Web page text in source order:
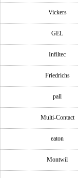
Vickers
GEL
Infiltec
Friedrichs
pall
Multi-Contact
eaton
Montwil